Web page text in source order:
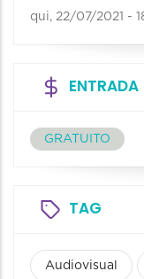
qui, 22/07/2021 -
ENTRADA
GRATUITO
TAG
Audiovisual